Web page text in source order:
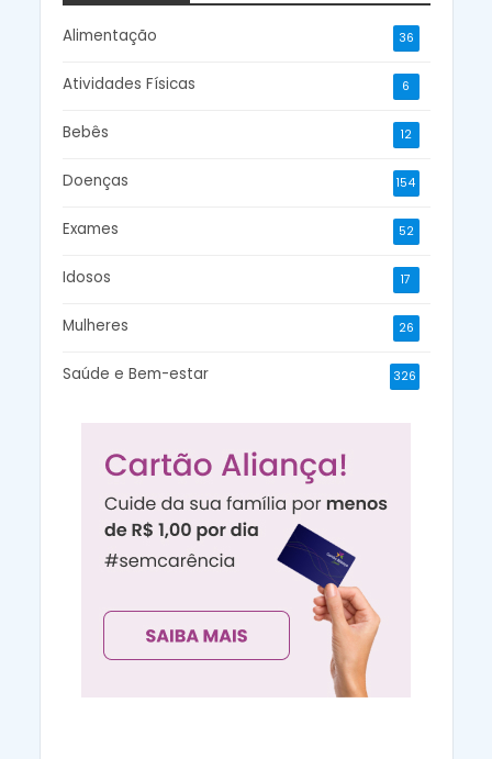
Alimentação 36
Atividades Físicas 6
Bebês 12
Doenças 154
Exames 52
Idosos 17
Mulheres 26
Saúde e Bem-estar 326